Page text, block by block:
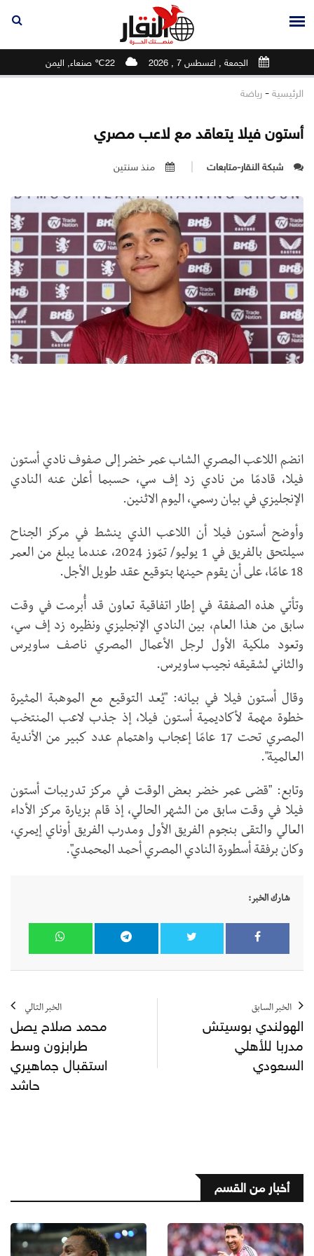
الجمعة , اغسطس 7 , 2026 22℃ صنعاء, اليمن
الرئيسية - رياضة
أستون فيلا يتعاقد مع لاعب مصري
شبكة النقار-متابعات منذ سنتين
انضم اللاعب المصري الشاب عمر خضر إلى صفوف نادي أستون
فيلا، قادمًا من نادي زد إف سي، حسبما أعلن عنه النادي
الإنجليزي في بيان رسمي، اليوم الاثنين.
وأوضح أستون فيلا أن اللاعب الذي ينشط في مركز الجناح
سيلتحق بالفريق في 1 يوليو/ تمّوز 2024، عندما يبلغ من العمر
18 عامًا، على أن يقوم حينها بتوقيع عقد طويل الأجل.
وتأتي هذه الصفقة في إطار اتفاقية تعاون قد أُبرمت في وقت
سابق من هذا العام، بين النادي الإنجليزي ونظيره زد إف سي،
وتعود ملكية الأول لرجل الأعمال المصري ناصف ساويرس
والثاني لشقيقه نجيب ساويرس.
وقال أستون فيلا في بيانه: "يُعد التوقيع مع الموهبة المثيرة
خطوة مهمة لأكاديمية أستون فيلا، إذ جذب لاعب المنتخب
المصري تحت 17 عامًا إعجاب واهتمام عدد كبير من الأندية
العالمية".
وتابع: "قضى عمر خضر بعض الوقت في مركز تدريبات أستون
فيلا في وقت سابق من الشهر الحالي، إذ قام بزيارة مركز الأداء
العالي والتقى بنجوم الفريق الأول ومدرب الفريق أوناي إيمري،
وكان برفقة أسطورة النادي المصري أحمد المحمدي".
شارك الخبر:
الخبر السابق
الهولندي بوسيتش
مدربا للأهلي
السعودي
الخبر التالي
محمد صلاح يصل
طرابزون وسط
استقبال جماهيري
حاشد
أخبار من القسم